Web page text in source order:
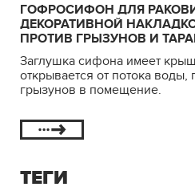
ГОФРОСИФОН ДЛЯ
ДЕКОРАТИВНОЙ
ПРОТИВ ГРЫЗУНОВ И
Заглушка сифона имеет
открывается от потока
грызунов в помещение.
ТЕГИ